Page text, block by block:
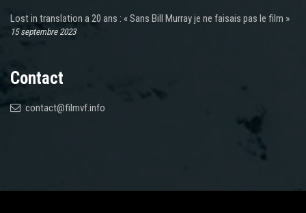
Lost in translation a 20 ans : « Sans Bill Murray je ne faisais pas le film »
15 septembre 2023
Contact
contact@filmvf.info